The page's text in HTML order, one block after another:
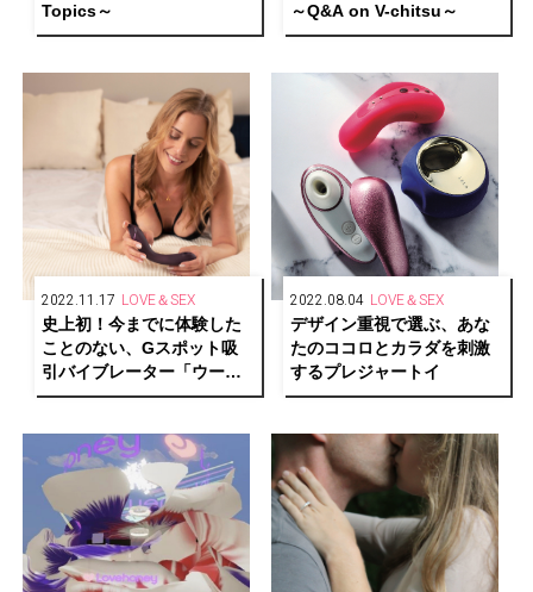
Topics～
～Q&A on V-chitsu～
2022.11.17 LOVE＆SEX
史上初！今までに体験した
ことのない、Gスポット吸
引バイブレーター「ウーマ
ナイザーOG」新登場
2022.08.04 LOVE＆SEX
デザイン重視で選ぶ、あな
たのココロとカラダを刺激
するプレジャートイ